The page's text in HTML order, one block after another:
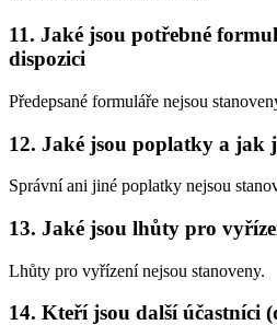
11. Jaké jsou potřebné
dispozici
Předepsané formuláře nejsou
12. Jaké jsou poplatky a jak
Správní ani jiné poplatky nejsou
13. Jaké jsou lhůty pro
Lhůty pro vyřízení nejsou stanoveny.
14. Kteří jsou další účastníci